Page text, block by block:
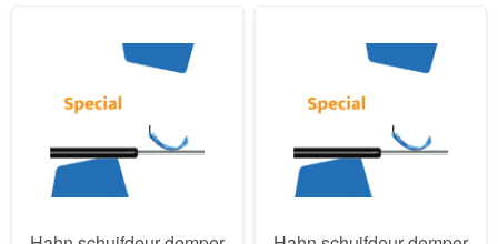
Hahn schuifdeur demper
SDD 4 12 73 286 318 tot
80kg
Let op: annuleren of
Hahn schuifdeur demper
SDD 6 19 420 452 tot
200kg
Let op: annuleren of